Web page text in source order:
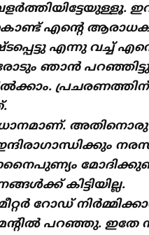
എൻ്റെ
എന്നു വച്ച്
ഞാൻ
അതിനൊരു
കിട്ടിയില്ല.
റോഡ്
പറഞ്ഞു. ഇതേ